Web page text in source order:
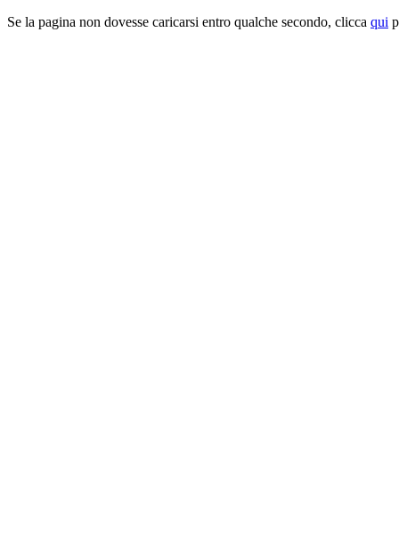
Se la pagina non dovesse caricarsi entro qualche secondo, clicca qui